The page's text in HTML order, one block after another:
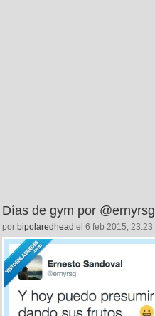
Días de gym por @ernyrsg
por bipolaredhead el 6 feb 2015, 23:23